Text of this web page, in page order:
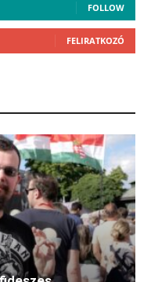
FOLLOW
FELIRATKOZÓ